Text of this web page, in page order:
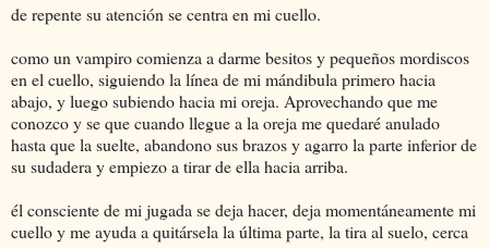
de repente su atención se centra en mi cuello.
como un vampiro comienza a darme besitos y pequeños mordiscos
en el cuello, siguiendo la línea de mi mándibula primero hacia
abajo, y luego subiendo hacia mi oreja. Aprovechando que me
conozco y se que cuando llegue a la oreja me quedaré anulado
hasta que la suelte, abandono sus brazos y agarro la parte inferior de
su sudadera y empiezo a tirar de ella hacia arriba.
él consciente de mi jugada se deja hacer, deja momentáneamente mi
cuello y me ayuda a quitársela la última parte, la tira al suelo, cerca